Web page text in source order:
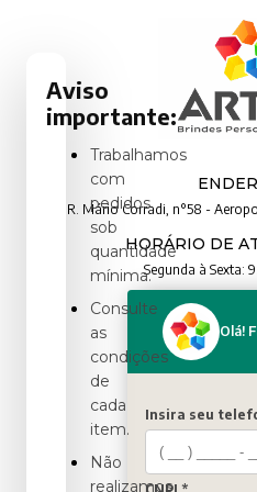
R. Mário Corradi, n°58 -
HORÁRIO DE
Segunda à Sexta:
(54)
Olá!
Insira seu
Aviso
importante:
Trabalhamos
com
pedidos
sob
quantidade
mínima.
Consulte
as
condições
de
cada
item.
Não
realizamos